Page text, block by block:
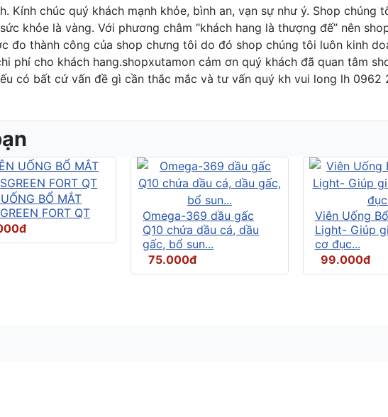
Kính chúc quý khách mạnh khỏe, bình an, vạn sự như ý. Shop
khỏe là vàng. Với phương châm “khách hang là thượng đế” nên
đo thành công của shop chưng tôi do đó shop chúng tôi luôn kinh
phí cho khách hang.shopxutamon cảm ơn quý khách đã quan tâm
có bất cứ vấn đề gì cần thắc mắc và tư vấn quý kh vui long lh 0962
BỔ MẮT
FORT QT
Omega-369 dầu gấc
Q10 chứa dầu cá, dầu
gấc, bổ sun...
75.000đ
Viên Uống
Light- Giúp
cơ đục...
99.000đ